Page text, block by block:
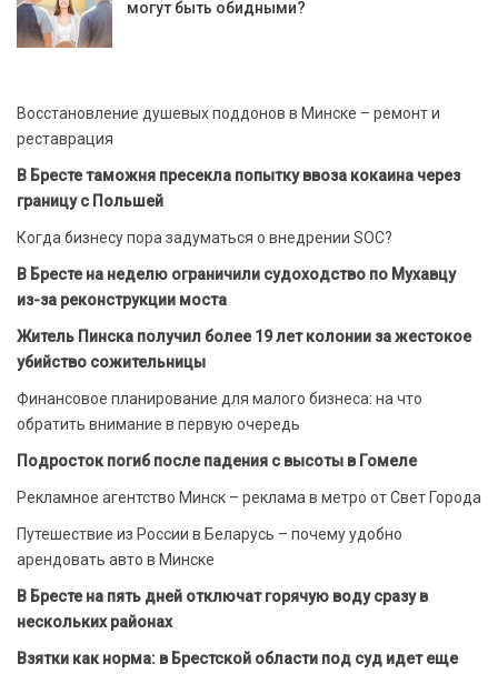
могут быть обидными?
Восстановление душевых поддонов в Минске – ремонт и
реставрация
В Бресте таможня пресекла попытку ввоза кокаина через
границу с Польшей
Когда бизнесу пора задуматься о внедрении SOC?
В Бресте на неделю ограничили судоходство по Мухавцу
из-за реконструкции моста
Житель Пинска получил более 19 лет колонии за жестокое
убийство сожительницы
Финансовое планирование для малого бизнеса: на что
обратить внимание в первую очередь
Подросток погиб после падения с высоты в Гомеле
Рекламное агентство Минск – реклама в метро от Свет Города
Путешествие из России в Беларусь – почему удобно
арендовать авто в Минске
В Бресте на пять дней отключат горячую воду сразу в
нескольких районах
Взятки как норма: в Брестской области под суд идет еще